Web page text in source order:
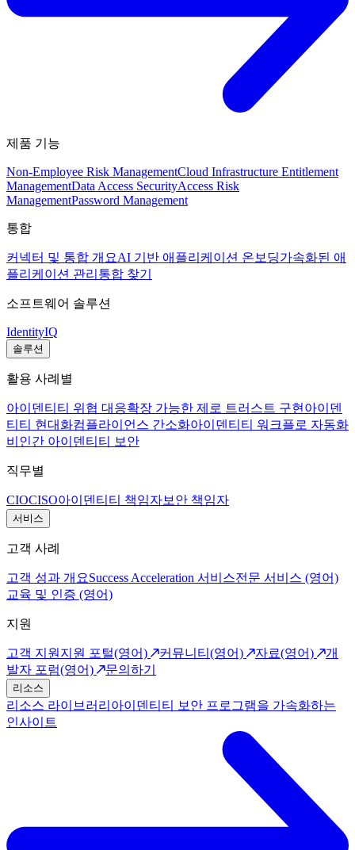
제품 기능
Non-Employee Risk ManagementCloud Infrastructure Entitlement
ManagementData Access SecurityAccess Risk
ManagementPassword Management
통합
커넥터 및 통합 개요AI 기반 애플리케이션 온보딩가속화된 애
플리케이션 관리 통합 찾기
소프트웨어 솔루션
IdentityIQ
솔루션
활용 사례별
아이덴티티 위협 대응확장 가능한 제로 트러스트 구현 아이덴
티티 현대화컴플라이언스 간소화아이덴티티 워크플로 자동화
비인간 아이덴티티 보안
직무별
CIOCISO아이덴티티 책임자보안 책임자
서비스
고객 사례
고객 성과 개요Success Acceleration 서비스전문 서비스 (영어)
교육 및 인증 (영어)
지원
고객 지원 지원 포털(영어) 커뮤니티(영어) 자료(영어)
개
발자 포럼(영어)
문의하기
리소스
리소스 라이브러리 아이덴티티 보안 프로그램을 가속화하는
인사이트